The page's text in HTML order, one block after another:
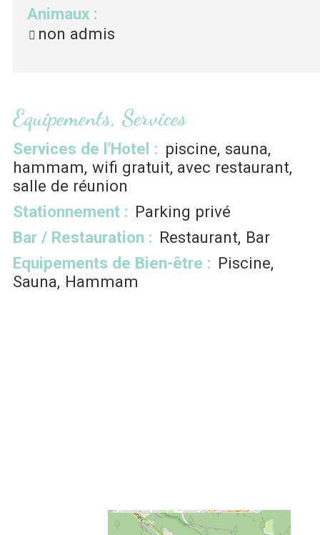
Animaux :
non admis
Equipements, Services
Services de l'Hotel : piscine sauna
hammam wifi gratuit avec restaurant
salle de réunion
Stationnement : Parking privé
Bar / Restauration : Restaurant Bar
Equipements de Bien-être : Piscine
Sauna Hammam